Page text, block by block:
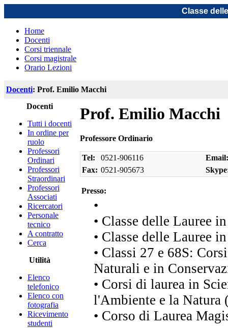
Classe
Home
Docenti
Corsi triennale
Corsi magistrale
Orario Lezioni
Docenti: Prof. Emilio Macchi
Docenti
Tutti i docenti
In ordine per
ruolo
Professori
Ordinari
Professori
Straordinari
Professori
Associati
Ricercatori
Personale
tecnico
A contratto
Cerca
Utilità
Elenco
telefonico
Elenco con
fotografia
Ricevimento
studenti
Prof. Emilio Macchi
Professore Ordinario
Tel: 0521-906116
Email:
Fax: 0521-905673
Presso:
•
• Classe delle Lauree
• Classe delle Lauree
• Classi 27 e 68S:
Naturali e in
• Corsi di laurea in
l'Ambiente e la
• Corso di Laurea